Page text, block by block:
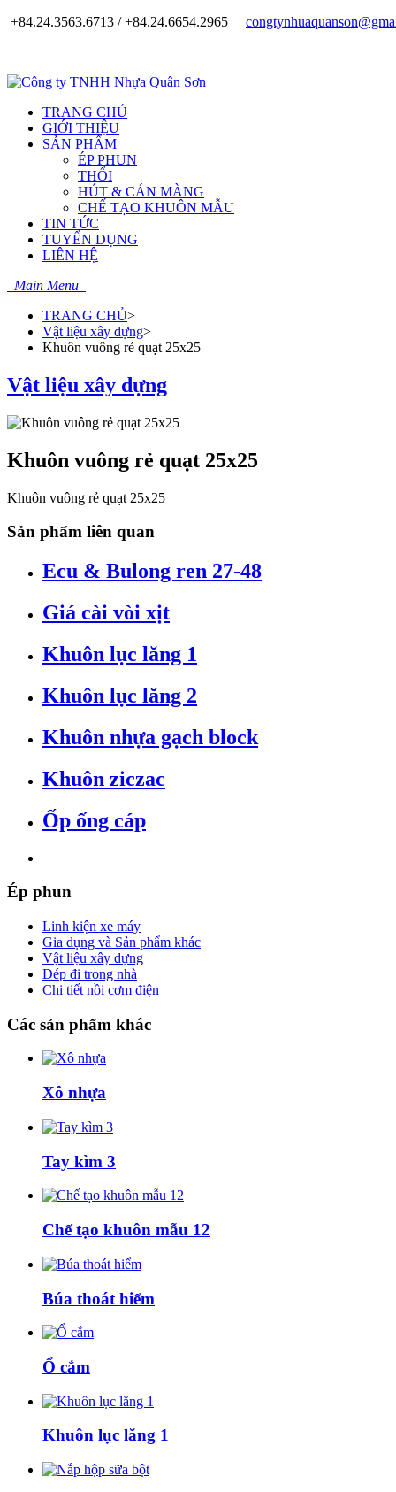
+84.24.3563.6713 / +84.24.6654.2965
TRANG CHỦ
GIỚI THIỆU
SẢN PHẨM
ÉP PHUN
THỔI
HÚT & CÁN MÀNG
CHẾ TẠO KHUÔN MẪU
TIN TỨC
TUYỂN DỤNG
LIÊN HỆ
Main Menu
TRANG CHỦ>
Vật liệu xây dựng>
Khuôn vuông rẻ quạt 25x25
Vật liệu xây dựng
Khuôn vuông rẻ quạt 25x25
Khuôn vuông rẻ quạt 25x25
Sản phẩm liên quan
Ecu & Bulong ren 27-48
Giá cài vòi xịt
Khuôn lục lăng 1
Khuôn lục lăng 2
Khuôn nhựa gạch block
Khuôn ziczac
Ốp ống cáp
Ép phun
Linh kiện xe máy
Gia dụng và Sản phẩm khác
Vật liệu xây dựng
Dép đi trong nhà
Chi tiết nồi cơm điện
Các sản phẩm khác
Xô nhựa
Tay kìm 3
Chế tạo khuôn mẫu 12
Búa thoát hiểm
Ổ cắm
Khuôn lục lăng 1